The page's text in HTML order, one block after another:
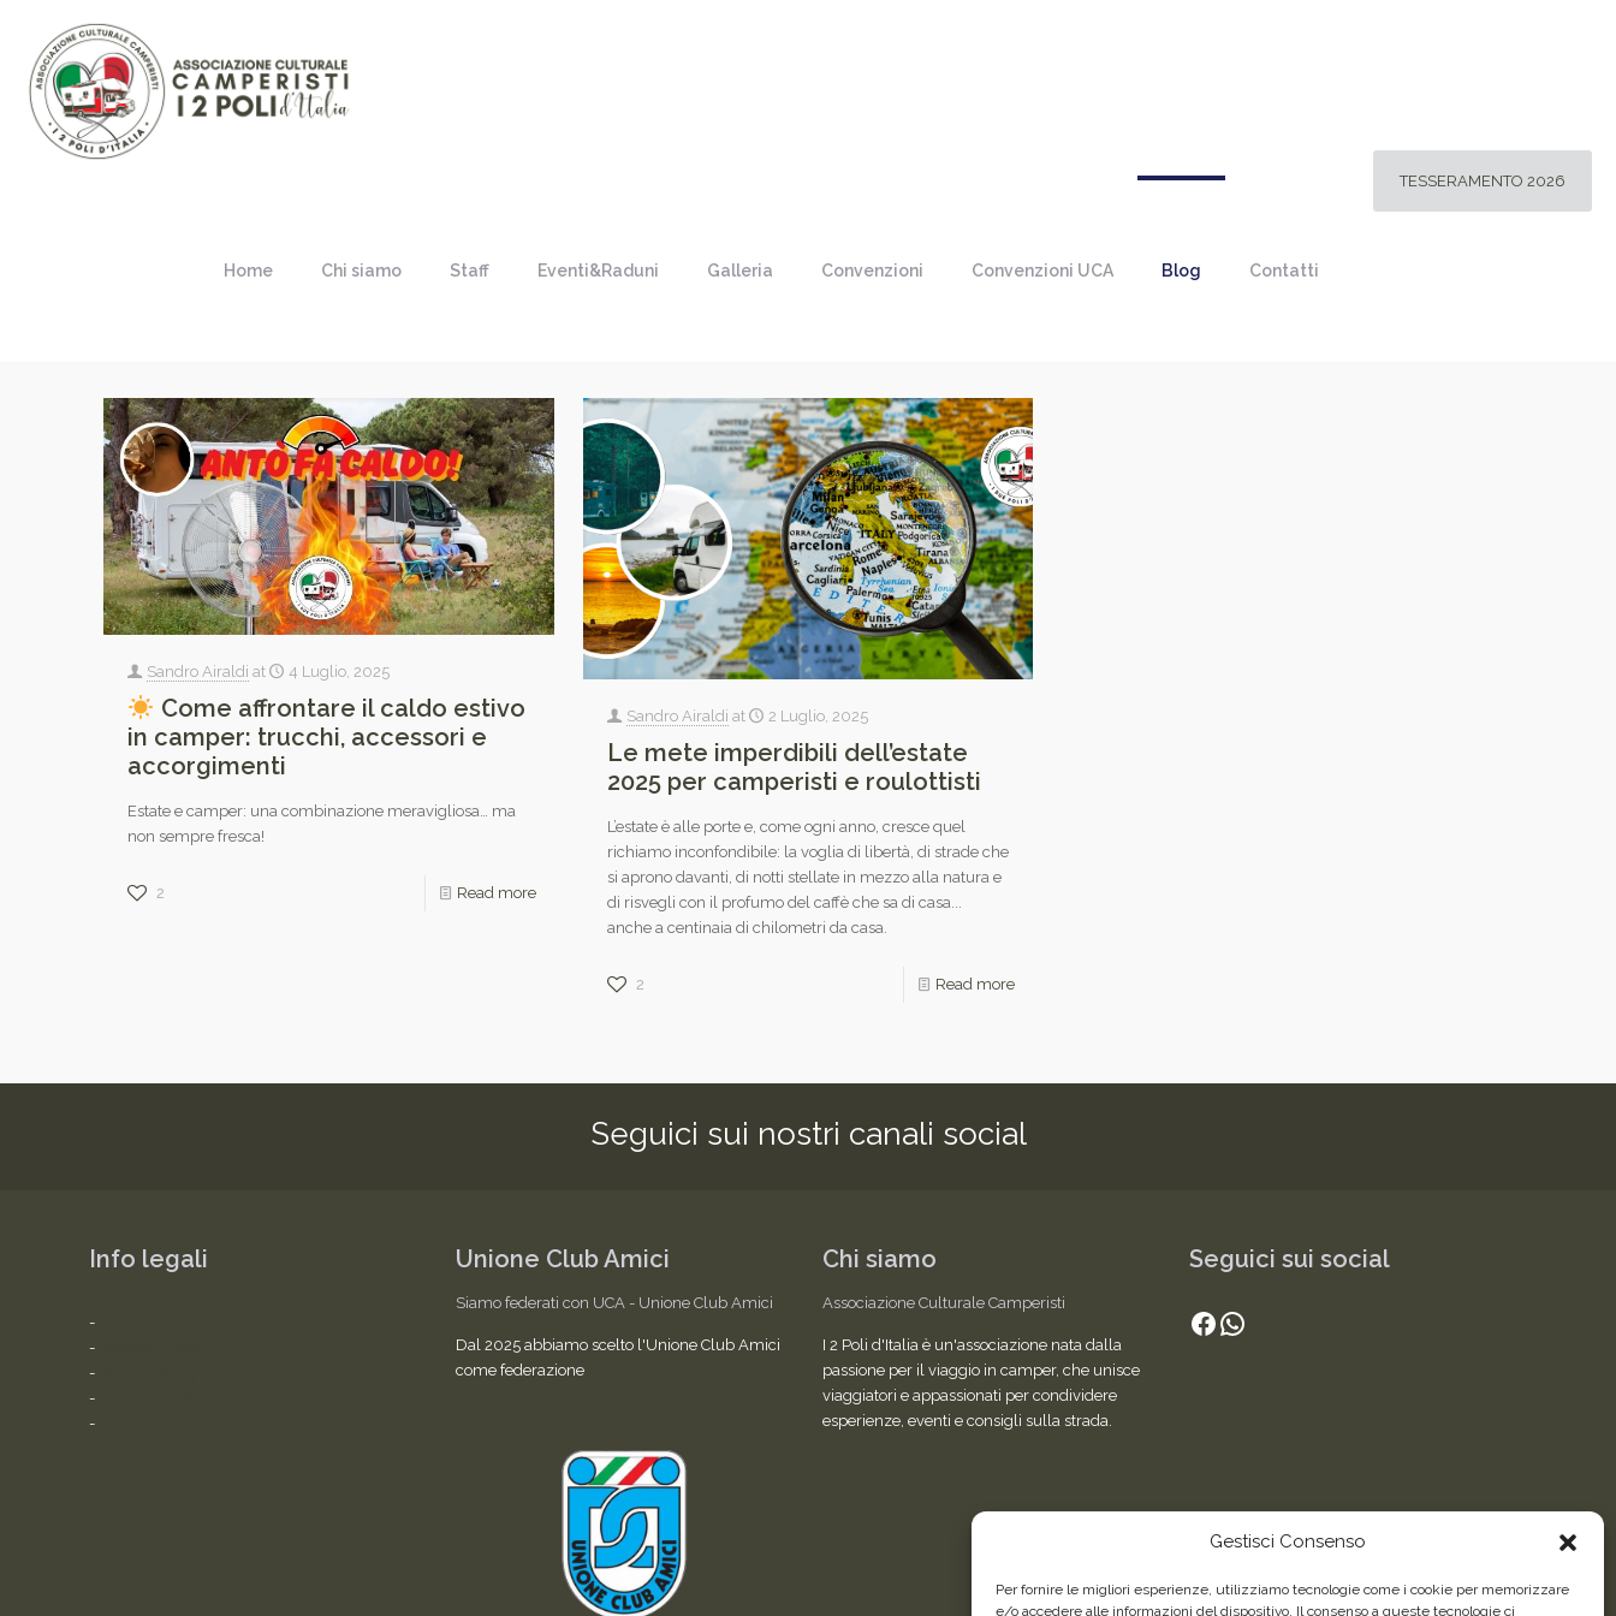
Gestisci Consenso
Per fornire le migliori esperienze, utilizziamo tecnologie come i cookie per memorizzare
e/o accedere alle informazioni del dispositivo. Il consenso a queste tecnologie ci
Home Chi siamo Staff Eventi&Raduni Galleria Convenzioni Convenzioni UCA Blog Contatti
TESSERAMENTO 2026
Sandro Airaldi at 4 Luglio, 2025
Come affrontare il caldo estivo
in camper: trucchi, accessori e
accorgimenti
Estate e camper: una combinazione meravigliosa… ma
non sempre fresca!
2 Read more
Sandro Airaldi at 2 Luglio, 2025
Le mete imperdibili dell’estate
2025 per camperisti e roulottisti
L’estate è alle porte e, come ogni anno, cresce quel
richiamo inconfondibile: la voglia di libertà, di strade che
si aprono davanti, di notti stellate in mezzo alla natura e
di risvegli con il profumo del caffè che sa di casa...
anche a centinaia di chilometri da casa.
2 Read more
Seguici sui nostri canali social
Info legali
-
-
-
-
-
Unione Club Amici
Siamo federati con UCA - Unione Club Amici
Dal 2025 abbiamo scelto l'Unione Club Amici
come federazione
Chi siamo
Associazione Culturale Camperisti
I 2 Poli d'Italia è un'associazione nata dalla
passione per il viaggio in camper, che unisce
viaggiatori e appassionati per condividere
esperienze, eventi e consigli sulla strada.
Seguici sui social
Facebook
WhatsApp